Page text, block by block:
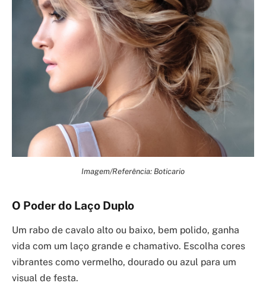
Imagem/Referência: Boticario
O Poder do Laço Duplo
Um rabo de cavalo alto ou baixo, bem polido, ganha
vida com um laço grande e chamativo. Escolha cores
vibrantes como vermelho, dourado ou azul para um
visual de festa.